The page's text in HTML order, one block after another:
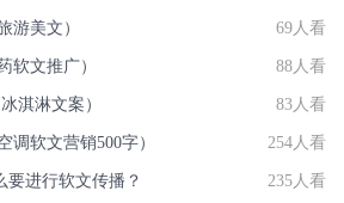
游美文） 69人看
软文推广） 88人看
淇淋文案） 83人看
调软文营销500字） 254人看
要进行软文传播？ 235人看